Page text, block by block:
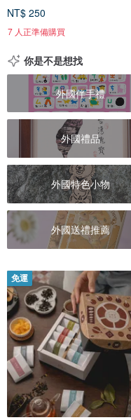
NT$ 250
7 人正準備購買
你是不是想找
外國伴手禮
外國禮品
外國特色小物
外國送禮推薦
免運